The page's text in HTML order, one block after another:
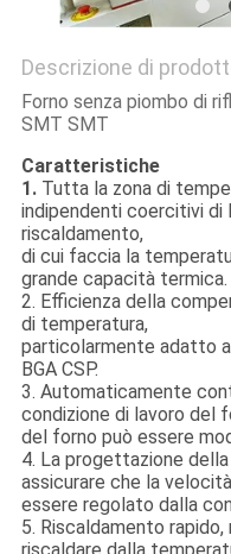
Descrizione di
Forno senza piombo di
SMT SMT
Caratteristiche
1. Tutta la zona di
indipendenti coercitivi di
riscaldamento,
di cui faccia la
grande capacità termica.
2. Efficienza della
di temperatura,
particolarmente adatto
BGA CSP.
3. Automaticamente
condizione di lavoro del
del forno può essere
4. La progettazione
assicurare che la
essere regolato dalla
5. Riscaldamento